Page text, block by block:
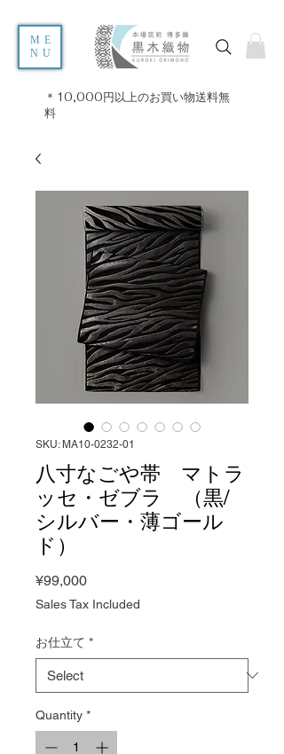
ME
NU
＊10,000円以上のお買い物送料無
料
SKU: MA10-0232-01
八寸なごや帯 マトラ
ッセ・ゼブラ （黒/
シルバー・薄ゴール
ド）
¥99,000Price
Sales Tax Included
お仕立て *
Quantity *